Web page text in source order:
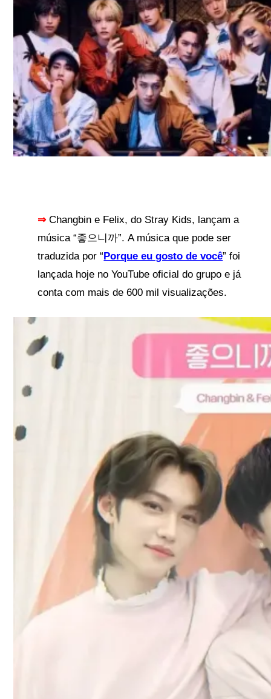
⇒Changbin e Felix, do Stray Kids, lançam a
música “좋으니까”. A música que pode ser
traduzida por “Porque eu gosto de você” foi
lançada hoje no YouTube oficial do grupo e já
conta com mais de 600 mil visualizações.